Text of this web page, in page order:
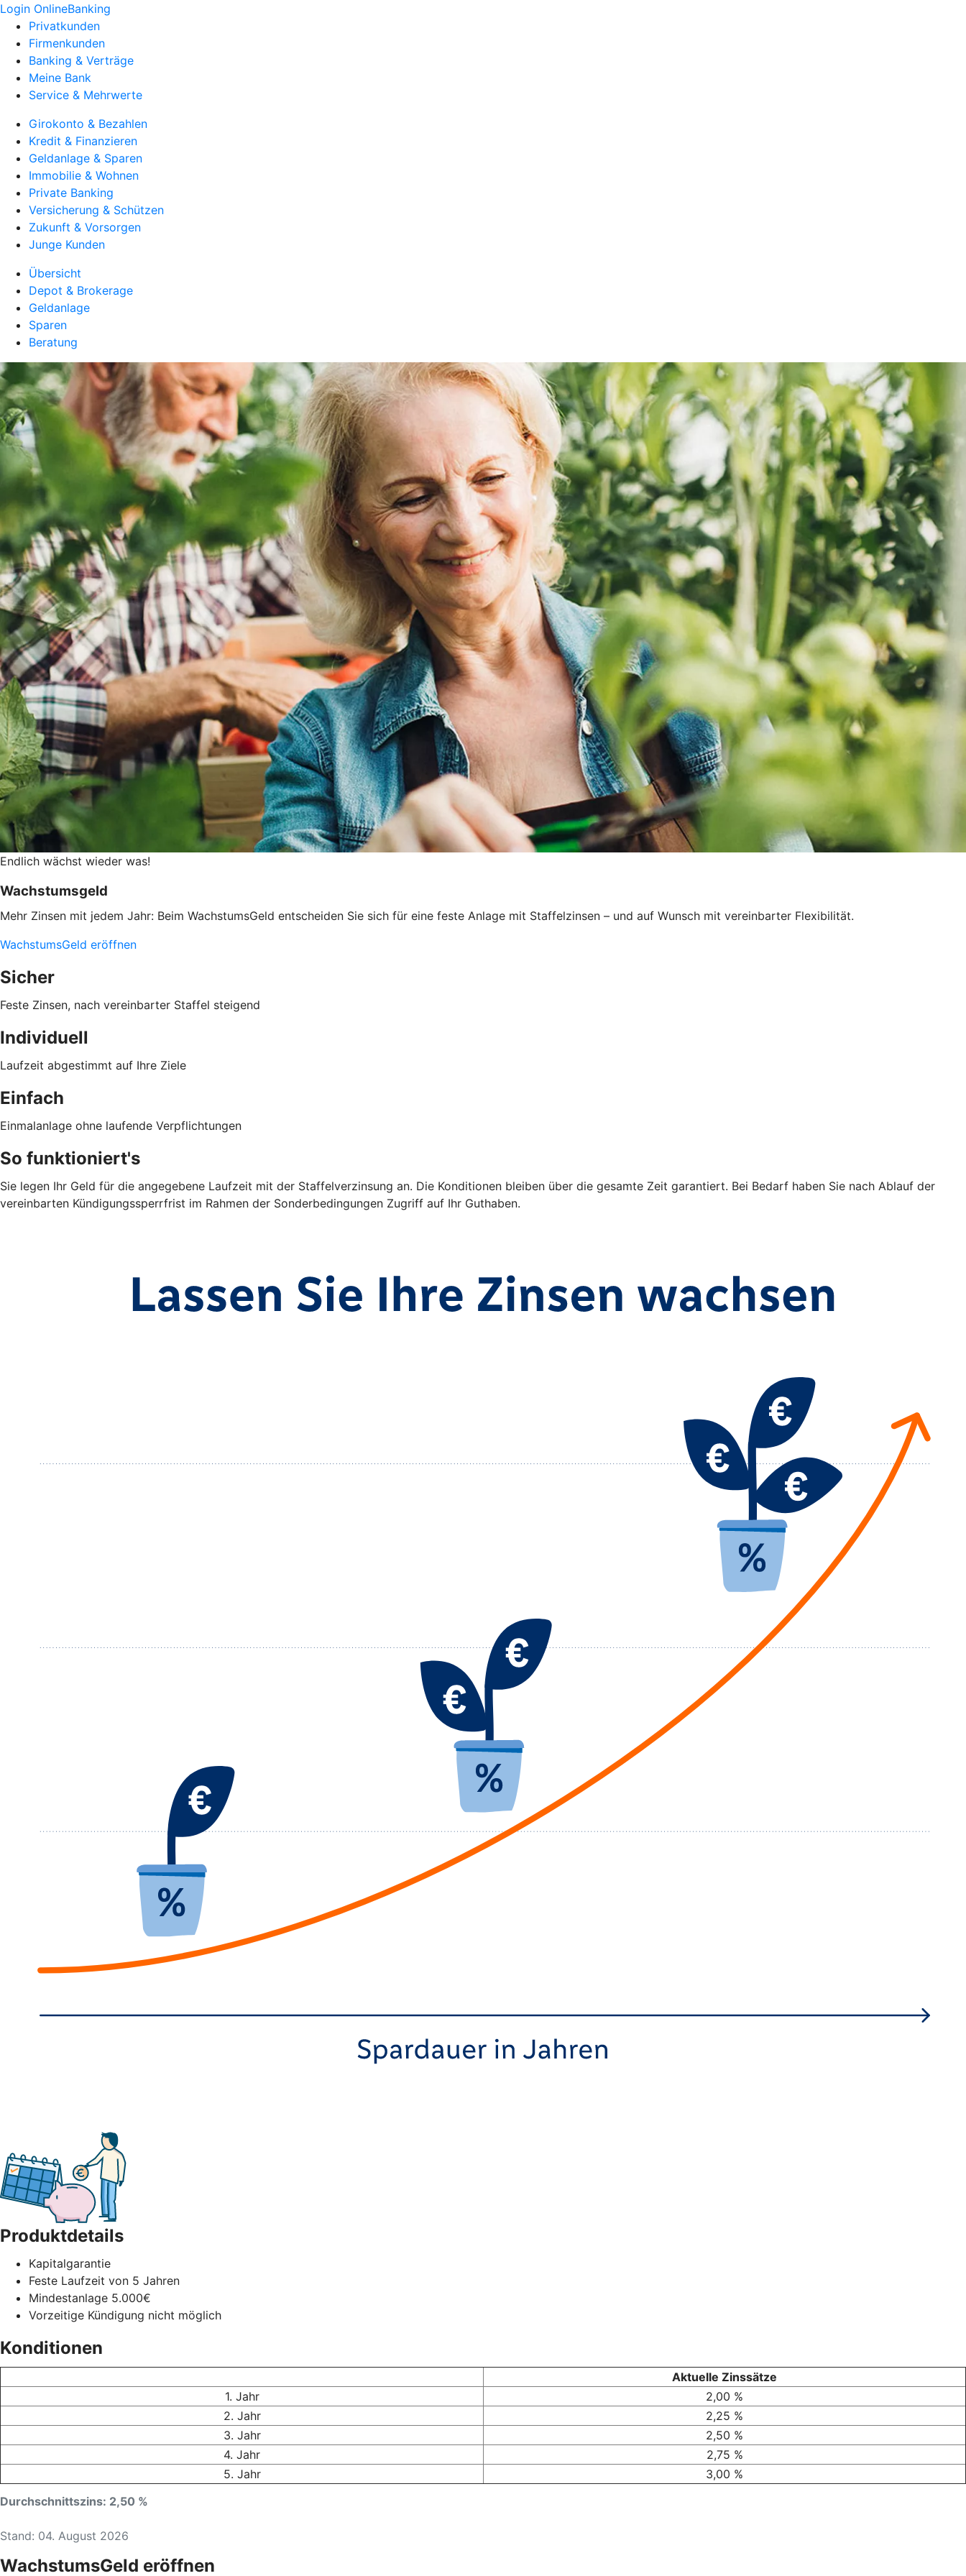
Login OnlineBanking
Privatkunden
Firmenkunden
Banking & Verträge
Meine Bank
Service & Mehrwerte
Girokonto & Bezahlen
Kredit & Finanzieren
Geldanlage & Sparen
Immobilie & Wohnen
Private Banking
Versicherung & Schützen
Zukunft & Vorsorgen
Junge Kunden
Übersicht
Depot & Brokerage
Geldanlage
Sparen
Beratung
Endlich wächst wieder was!
Wachstumsgeld
Mehr Zinsen mit jedem Jahr: Beim WachstumsGeld entscheiden Sie sich für eine feste Anlage mit Staffelzinsen – und auf Wunsch mit vereinbarter Flexibilität.
WachstumsGeld eröffnen
Sicher
Feste Zinsen, nach vereinbarter Staffel steigend
Individuell
Laufzeit abgestimmt auf Ihre Ziele
Einfach
Einmalanlage ohne laufende Verpflichtungen
So funktioniert's
Sie legen Ihr Geld für die angegebene Laufzeit mit der Staffelverzinsung an. Die Konditionen bleiben über die gesamte Zeit garantiert. Bei Bedarf haben Sie nach Ablauf der
vereinbarten Kündigungssperrfrist im Rahmen der Sonderbedingungen Zugriff auf Ihr Guthaben.
Produktdetails
Kapitalgarantie
Feste Laufzeit von 5 Jahren
Mindestanlage 5.000€
Vorzeitige Kündigung nicht möglich
Konditionen
Durchschnittszins: 2,50 %
Stand: 04. August 2026
Aktuelle Zinssätze
1. Jahr
2,00 %
2. Jahr
2,25 %
3. Jahr
2,50 %
4. Jahr
2,75 %
5. Jahr
3,00 %
WachstumsGeld eröffnen